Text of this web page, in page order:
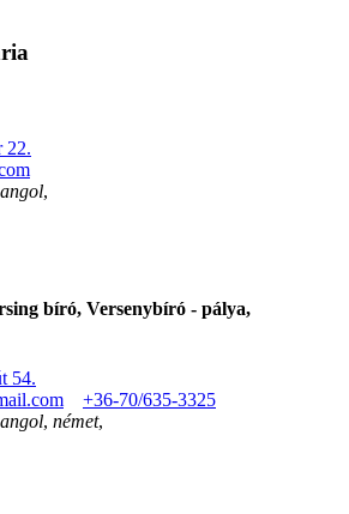
22.
angol,
bíró, Versenybíró - pálya,
54.
+36-70/635-3325
angol, német,